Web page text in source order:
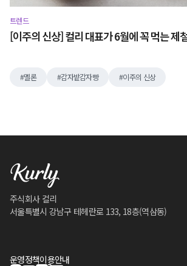
트렌드
[이주의 신상] 컬리 대표가 6월에 꼭 먹는 제
멜론 감자밭감자빵 이주의 신상
주식회사 컬리
서울특별시 강남구 테헤란로 133, 18층(역삼동)
운영정책이용안내